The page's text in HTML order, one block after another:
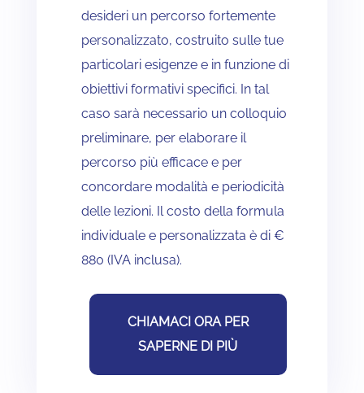
desideri un percorso fortemente
personalizzato, costruito sulle tue
particolari esigenze e in funzione di
obiettivi formativi specifici. In tal
caso sarà necessario un colloquio
preliminare, per elaborare il
percorso più efficace e per
concordare modalità e periodicità
delle lezioni. Il costo della formula
individuale e personalizzata è di €
880 (IVA inclusa).
CHIAMACI ORA PER
SAPERNE DI PIÙ